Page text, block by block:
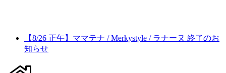
【8/26 正午】ママテナ / Merkystyle / ラナーヌ 終了のお
知らせ